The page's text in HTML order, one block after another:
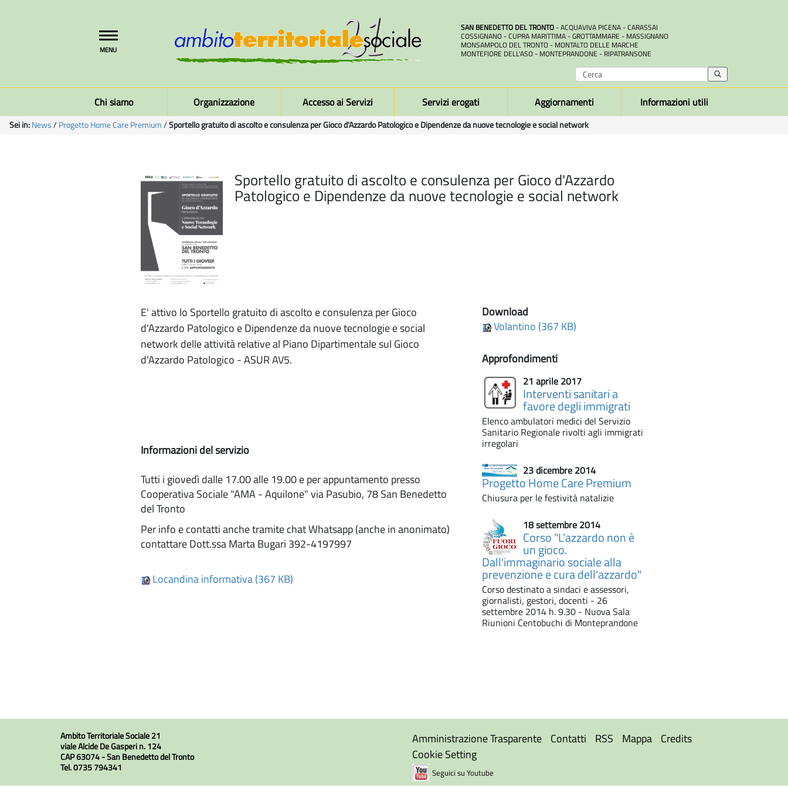
Toggle
navigation
MENU
SAN BENEDETTO DEL TRONTO- ACQUAVIVA PICENA - CARASSAI
COSSIGNANO - CUPRA MARITTIMA - GROTTAMMARE - MASSIGNANO
MONSAMPOLO DEL TRONTO - MONTALTO DELLE MARCHE
MONTEFIORE DELL'ASO - MONTEPRANDONE - RIPATRANSONE
Chi siamo Organizzazione Accesso ai Servizi Servizi erogati Aggiornamenti Informazioni utili
Sei in:News/Progetto Home Care Premium/Sportello gratuito di ascolto e consulenza per Gioco d'Azzardo Patologico e Dipendenze da nuove tecnologie e social network
Sportello gratuito di ascolto e consulenza per Gioco d'Azzardo
Patologico e Dipendenze da nuove tecnologie e social network
E' attivo lo Sportello gratuito di ascolto e consulenza per Gioco
d'Azzardo Patologico e Dipendenze da nuove tecnologie e social
network delle attività relative al Piano Dipartimentale sul Gioco
d’Azzardo Patologico - ASUR AV5.
Informazioni del servizio
Tutti i giovedì dalle 17.00 alle 19.00 e per appuntamento presso
Cooperativa Sociale "AMA - Aquilone" via Pasubio, 78 San Benedetto
del Tronto
Per info e contatti anche tramite chat Whatsapp (anche in anonimato)
contattare Dott.ssa Marta Bugari 392-4197997
Locandina informativa (367 KB)
Download
Volantino (367 KB)
Approfondimenti
21 aprile 2017
Interventi sanitari a
favore degli immigrati
Elenco ambulatori medici del Servizio
Sanitario Regionale rivolti agli immigrati
irregolari
23 dicembre 2014
Progetto Home Care Premium
Chiusura per le festività natalizie
18 settembre 2014
Corso "L'azzardo non è
un gioco.
Dall'immaginario sociale alla
prevenzione e cura dell'azzardo"
Corso destinato a sindaci e assessori,
giornalisti, gestori, docenti - 26
settembre 2014 h. 9.30 - Nuova Sala
Riunioni Centobuchi di Monteprandone
Ambito Territoriale Sociale 21
viale Alcide De Gasperi n. 124
CAP 63074 - San Benedetto del Tronto
Tel. 0735 794341
Amministrazione Trasparente Contatti RSS Mappa Credits
Cookie Setting
Seguici su Youtube